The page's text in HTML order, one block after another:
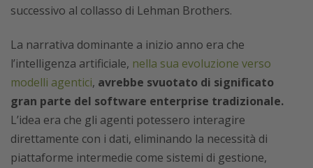
successivo al collasso di Lehman Brothers.
La narrativa dominante a inizio anno era che
l’intelligenza artificiale, nella sua evoluzione verso
modelli agentici, avrebbe svuotato di significato
gran parte del software enterprise tradizionale.
L’idea era che gli agenti potessero interagire
direttamente con i dati, eliminando la necessità di
piattaforme intermedie come sistemi di gestione,